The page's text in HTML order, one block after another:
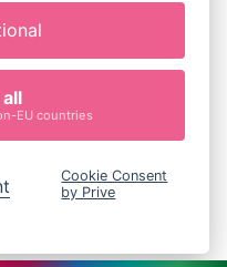
EU countries
Cookie Consent
by Prive